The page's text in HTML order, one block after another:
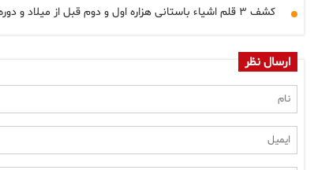
کشف ۳ قلم اشیاء باستانی هزاره اول و دوم قبل از میلاد و دوره اسلامی
ارسال نظر